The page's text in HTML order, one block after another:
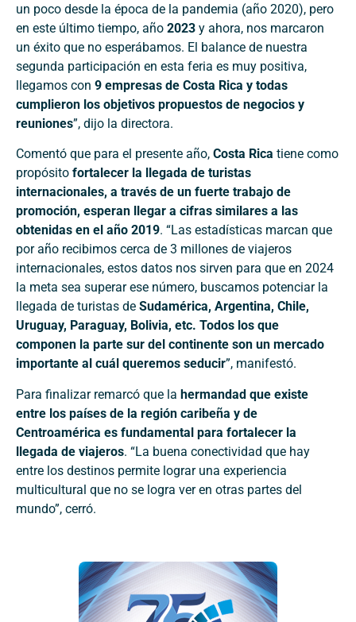
un poco desde la época de la pandemia (año 2020), pero
en este último tiempo, año 2023 y ahora, nos marcaron
un éxito que no esperábamos. El balance de nuestra
segunda participación en esta feria es muy positiva,
llegamos con 9 empresas de Costa Rica y todas
cumplieron los objetivos propuestos de negocios y
reuniones”, dijo la directora.
Comentó que para el presente año, Costa Rica tiene como
propósito fortalecer la llegada de turistas
internacionales, a través de un fuerte trabajo de
promoción, esperan llegar a cifras similares a las
obtenidas en el año 2019. “Las estadísticas marcan que
por año recibimos cerca de 3 millones de viajeros
internacionales, estos datos nos sirven para que en 2024
la meta sea superar ese número, buscamos potenciar la
llegada de turistas de Sudamérica, Argentina, Chile,
Uruguay, Paraguay, Bolivia, etc. Todos los que
componen la parte sur del continente son un mercado
importante al cuál queremos seducir”, manifestó.
Para finalizar remarcó que la hermandad que existe
entre los países de la región caribeña y de
Centroamérica es fundamental para fortalecer la
llegada de viajeros. “La buena conectividad que hay
entre los destinos permite lograr una experiencia
multicultural que no se logra ver en otras partes del
mundo”, cerró.